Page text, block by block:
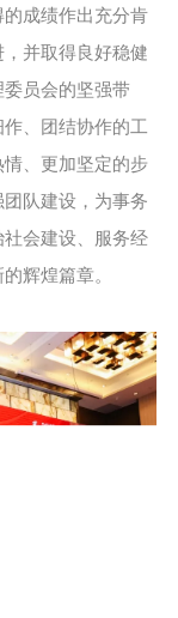
成绩作出充分肯
并取得良好稳健
员会的坚强带
、团结协作的工
、更加坚定的步
队建设，为事务
会建设、服务经
辉煌篇章。